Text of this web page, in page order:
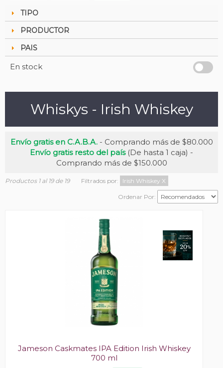
TIPO
PRODUCTOR
PAIS
En stock
Whiskys - Irish Whiskey
Envío gratis en C.A.B.A.- Comprando más de $80.000
Envío gratis resto del país(De hasta 1 caja) -
Comprando más de $150.000
Productos 1 al 19 de 19 Filtrados por: Irish Whiskey X
Ordenar Por:
Jameson Caskmates IPA Edition Irish Whiskey
700 ml